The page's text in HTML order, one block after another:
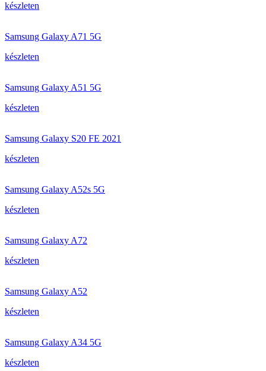
készleten
Samsung Galaxy A71 5G
készleten
Samsung Galaxy A51 5G
készleten
Samsung Galaxy S20 FE 2021
készleten
Samsung Galaxy A52s 5G
készleten
Samsung Galaxy A72
készleten
Samsung Galaxy A52
készleten
Samsung Galaxy A34 5G
készleten